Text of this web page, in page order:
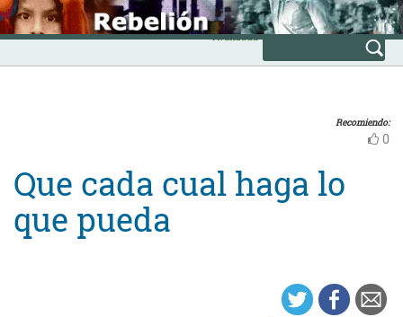
Skip
to
content
INICIO
Avanzada
Recomiendo:
0
Que cada cual haga lo
que pueda